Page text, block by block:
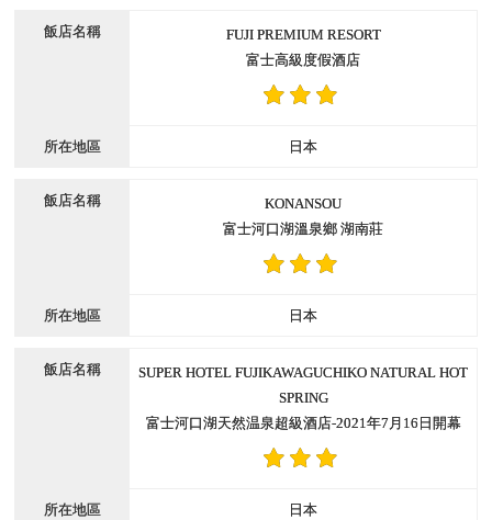
FUJI PREMIUM RESORT
富士高級度假酒店
日本
KONANSOU
富士河口湖溫泉鄉 湖南莊
日本
SUPER HOTEL FUJIKAWAGUCHIKO NATURAL HOT
SPRING
富士河口湖天然温泉超級酒店-2021年7月16日開幕
日本